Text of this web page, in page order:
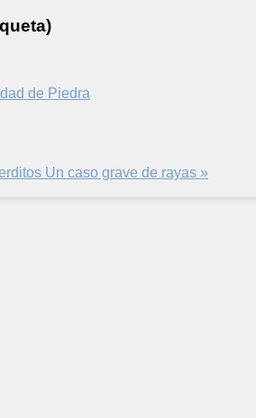
de Piedra
Un caso grave de rayas »